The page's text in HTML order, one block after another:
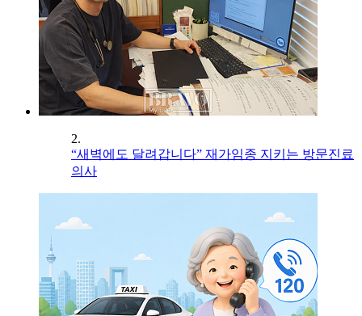
2.
“새벽에도 달려갑니다” 재가임종 지키는 방문진료
의사